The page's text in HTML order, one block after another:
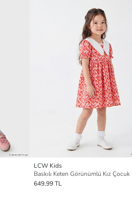
LCW Kids
Baskılı Keten Görünümlü Kız
649,99 TL